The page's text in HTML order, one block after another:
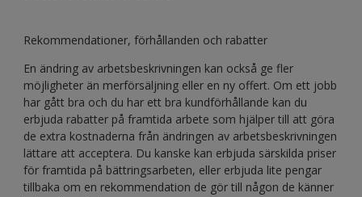
Rekommendationer, förhållanden och rabatter
En ändring av arbetsbeskrivningen kan också ge fler
möjligheter än merförsäljning eller en ny offert. Om ett jobb
har gått bra och du har ett bra kundförhållande kan du
erbjuda rabatter på framtida arbete som hjälper till att göra
de extra kostnaderna från ändringen av arbetsbeskrivningen
lättare att acceptera. Du kanske kan erbjuda särskilda priser
för framtida på bättringsarbeten, eller erbjuda lite pengar
tillbaka om en rekommendation de gör till någon de känner